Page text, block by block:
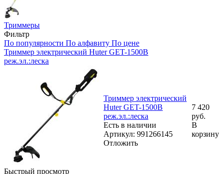
Триммеры
Фильтр
По популярности По алфавиту По цене
Триммер электрический Huter GET-1500B
реж.эл.:леска
Быстрый просмотр
Триммер электрический
Huter GET-1500B
реж.эл.:леска
Есть в наличии
Артикул: 991266145
Отложить
7 420
руб.
В
корзину